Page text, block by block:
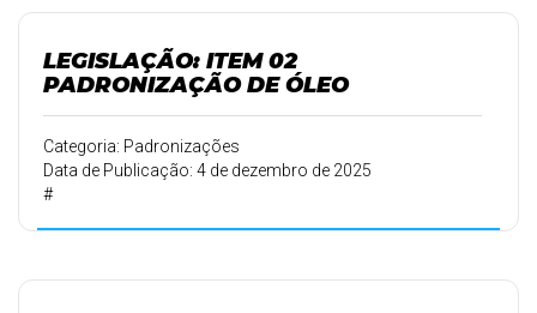
LEGISLAÇÃO: ITEM 02
PADRONIZAÇÃO DE ÓLEO
Categoria: Padronizações
Data de Publicação: 4 de dezembro de 2025
#